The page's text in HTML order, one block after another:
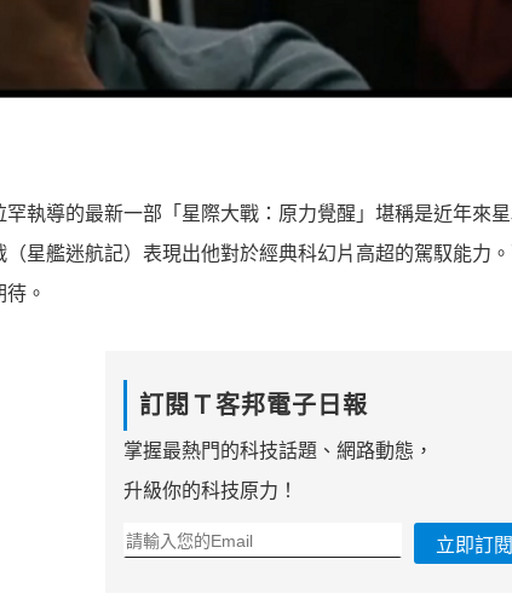
執導的最新一部「星際大戰：原力覺醒」堪稱是近年來
星艦迷航記）表現出他對於經典科幻片高超的駕馭能力
。
訂閱Ｔ客邦電子日報
掌握最熱門的科技話題、網路動態，
升級你的科技原力！
立即訂閱